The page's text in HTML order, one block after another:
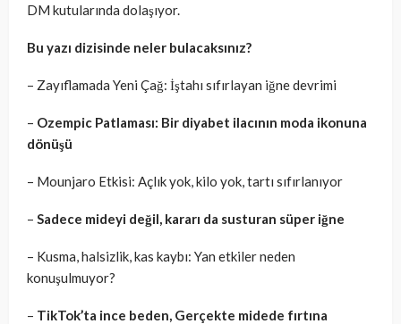
DM kutularında dolaşıyor.
Bu yazı dizisinde neler bulacaksınız?
– Zayıflamada Yeni Çağ: İştahı sıfırlayan iğne devrimi
– Ozempic Patlaması: Bir diyabet ilacının moda ikonuna
dönüşü
– Mounjaro Etkisi: Açlık yok, kilo yok, tartı sıfırlanıyor
– Sadece mideyi değil, kararı da susturan süper iğne
– Kusma, halsizlik, kas kaybı: Yan etkiler neden
konuşulmuyor?
– TikTok’ta ince beden, Gerçekte midede fırtına